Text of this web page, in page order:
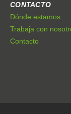
CONTACTO
Dónde estamos
Trabaja con
Contacto